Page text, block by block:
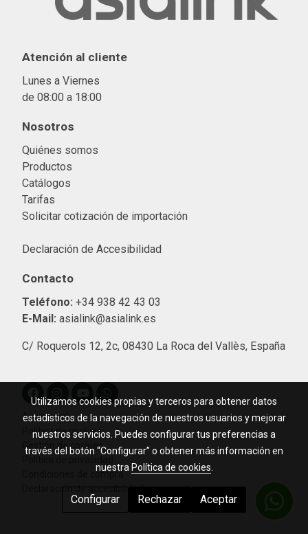
Atención al cliente
Lunes a Viernes
de 08:00 a 18:00
Nosotros
Quiénes somos
Productos
Catálogos
Tarifas
Solicitar cotización de importación
Declaración de Accesibilidad
Contacto
Teléfono: +34 938 42 43 03
E-Mail: asialink@asialink.es
C/ Roquerols 12, 2c, 08430 La Roca del Vallès, España
Aviso legal
Política de cookies
Gestión de cookies
Condiciones de compra
Utilizamos cookies propias y terceros para obtener datos
estadísticos de la navegación de nuestros usuarios y mejorar
nuestros servicios. Puedes configurar tus preferencias a
través del botón “Configurar” o obtener más información en
nuestra Política de cookies
Configurar Rechazar Aceptar